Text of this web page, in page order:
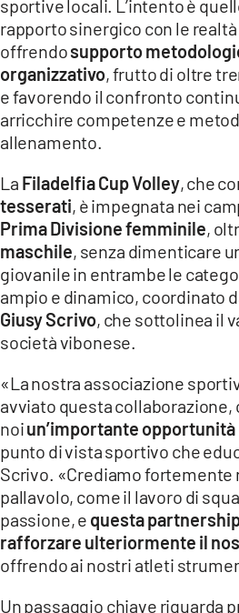
App
ANDROID
APPLE
sportive locali. L’intento è
rapporto sinergico con le
offrendosupporto
organizzativo, frutto di oltre
e favorendo il confronto
arricchire competenze e
allenamento.
La Filadelfia Cup Volley, che
tesserati, è impegnata nei
Prima Divisione femminile,
maschile, senza dimenticare
giovanile in entrambe le
ampio e dinamico, coordinato
Giusy Scrivo, che sottolinea il
società vibonese.
«La nostra associazione
avviato questa collaborazione,
noiun’importante
punto di vista sportivo che
Scrivo. «Crediamo fortemente
pallavolo, come il lavoro di
passione, e questa
rafforzare ulteriormente il
offrendo ai nostri atleti
Un passaggio chiave riguarda